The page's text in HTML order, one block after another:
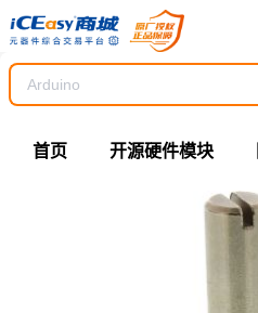
首页 开源硬件模块